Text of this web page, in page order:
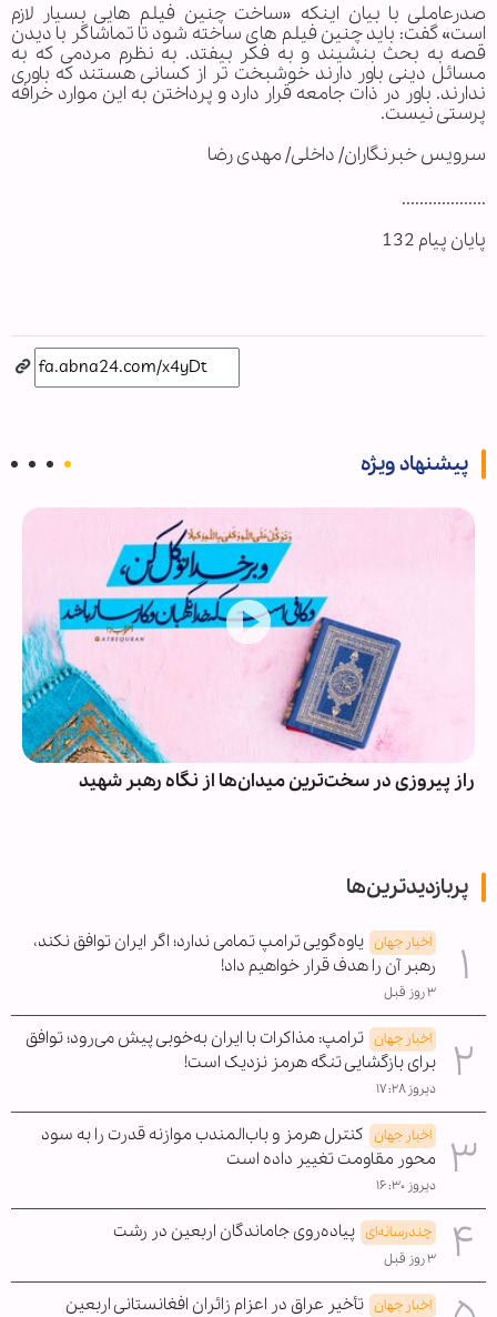
صدرعاملی با بیان اینکه «ساخت چنین فیلم هایی بسیار لازم
است» گفت: باید چنین فیلم های ساخته شود تا تماشاگر با دیدن
قصه به بحث بنشیند و به فکر بیفتد. به نظرم مردمی که به
مسائل دینی باور دارند خوشبخت تر از کسانی هستند که باوری
ندارند. باور در ذات جامعه قرار دارد و پرداختن به این موارد خرافه
پرستی نیست.
سرویس خبرنگاران/ داخلی/ مهدی رضا
...................
پایان پیام 132
پیشنهاد ویژه
راز پیروزی در سخت‌ترین میدان‌ها از نگاه رهبر شهید
پربازدیدترین‌ها
اخبار جهان یاوه‌گویی ترامپ تمامی ندارد؛ اگر ایران توافق نکند،
رهبر آن را هدف قرار خواهیم داد!
۳ روز قبل
اخبار جهان ترامپ: مذاکرات با ایران به‌خوبی پیش می‌رود؛ توافق
برای بازگشایی تنگه هرمز نزدیک است!
دیروز ۱۷:۲۸
اخبار جهان کنترل هرمز و باب‌المندب موازنه قدرت را به سود
محور مقاومت تغییر داده است
دیروز ۱۶:۳۰
چندرسانه‌ای پیاده‌روی جاماندگان اربعین در رشت
۳ روز قبل
اخبار جهان تأخیر عراق در اعزام زائران افغانستانی اربعین